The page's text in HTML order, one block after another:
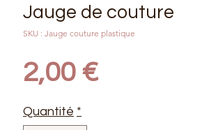
Jauge de couture
SKU : Jauge couture plastique
2,00 €Prix
Quantité *